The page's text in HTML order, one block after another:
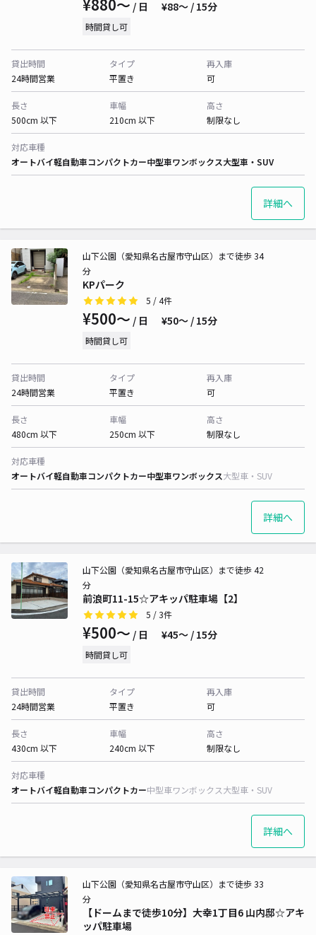
¥880〜 / 日 ¥88〜 / 15分
時間貸し可
貸出時間
24時間営業
タイプ
平置き
再入庫
可
長さ
500cm 以下
車幅
210cm 以下
高さ
制限なし
対応車種
オートバイ軽自動車コンパクトカー中型車ワンボックス大型車・SUV
詳細へ
KPパーク
山下公園（愛知県名古屋市守山区）まで徒歩 34
分
5 / 4件
¥500〜 / 日 ¥50〜 / 15分
時間貸し可
貸出時間
24時間営業
タイプ
平置き
再入庫
可
長さ
480cm 以下
車幅
250cm 以下
高さ
制限なし
対応車種
オートバイ軽自動車コンパクトカー中型車ワンボックス大型車・SUV
詳細へ
前浪町11-15☆アキッパ駐車場【2】
山下公園（愛知県名古屋市守山区）まで徒歩 42
分
5 / 3件
¥500〜 / 日 ¥45〜 / 15分
時間貸し可
貸出時間
24時間営業
タイプ
平置き
再入庫
可
長さ
430cm 以下
車幅
240cm 以下
高さ
制限なし
対応車種
オートバイ軽自動車コンパクトカー中型車ワンボックス大型車・SUV
詳細へ
【ドームまで徒歩10分】大幸1丁目6 山内邸☆アキ
ッパ駐車場
山下公園（愛知県名古屋市守山区）まで徒歩 33
分